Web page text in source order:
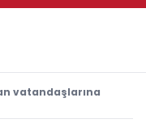
vatandaşlarına